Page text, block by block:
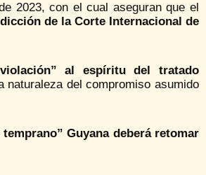
2023, con el cual aseguran que el
de la Corte Internacional de
al espíritu del tratado
naturaleza del compromiso asumido
Guyana deberá retomar